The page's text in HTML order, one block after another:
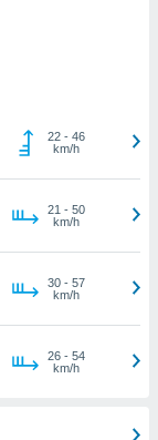
22- 46
km/h
21 - 50
km/h
30- 57
km/h
26- 54
km/h